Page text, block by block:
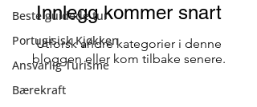
Beste guidede tur
Portugisisk Kjøkken
Ansvarlig Turisme
Bærekraft
Innlegg kommer snart
Utforsk andre kategorier i denne
bloggen eller kom tilbake senere.